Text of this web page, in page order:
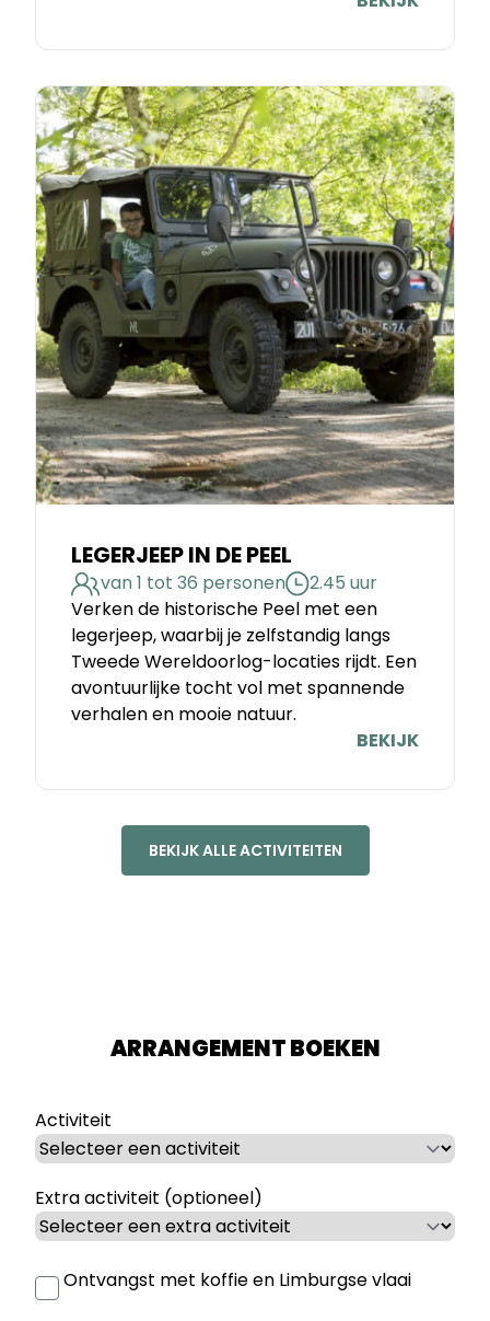
LEGERJEEP IN DE PEEL
van 1 tot 36 personen
2.45 uur
Verken de historische Peel met een
legerjeep, waarbij je zelfstandig langs
Tweede Wereldoorlog-locaties rijdt. Een
avontuurlijke tocht vol met spannende
verhalen en mooie natuur.
BEKIJK
BEKIJK ALLE ACTIVITEITEN
ARRANGEMENT BOEKEN
Activiteit
Extra activiteit (optioneel)
Ontvangst met koffie en Limburgse vlaai